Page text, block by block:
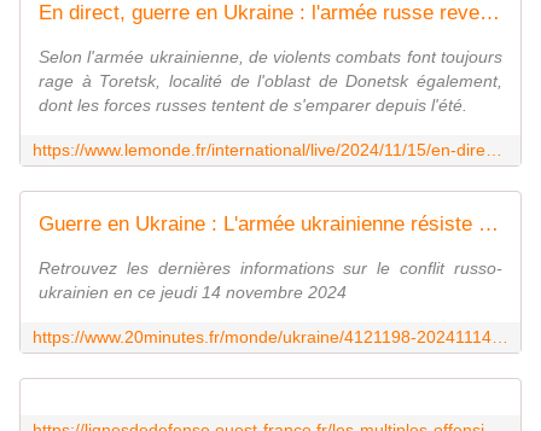
En direct, guerre en Ukraine : l'armée russe revendique la prise de Stepanivka, dans l'oblast de Donetsk
Selon l'armée ukrainienne, de violents combats font toujours
rage à Toretsk, localité de l'oblast de Donetsk également,
dont les forces russes tentent de s'emparer depuis l'été.
Guerre en Ukraine : L'armée ukrainienne résiste aux assauts russes à Koupia...
Retrouvez les dernières informations sur le conflit russo-
ukrainien en ce jeudi 14 novembre 2024